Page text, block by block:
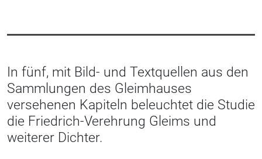
In fünf, mit Bild- und Textquellen aus den
Sammlungen des Gleimhauses
versehenen Kapiteln beleuchtet die Studie
die Friedrich-Verehrung Gleims und
weiterer Dichter.